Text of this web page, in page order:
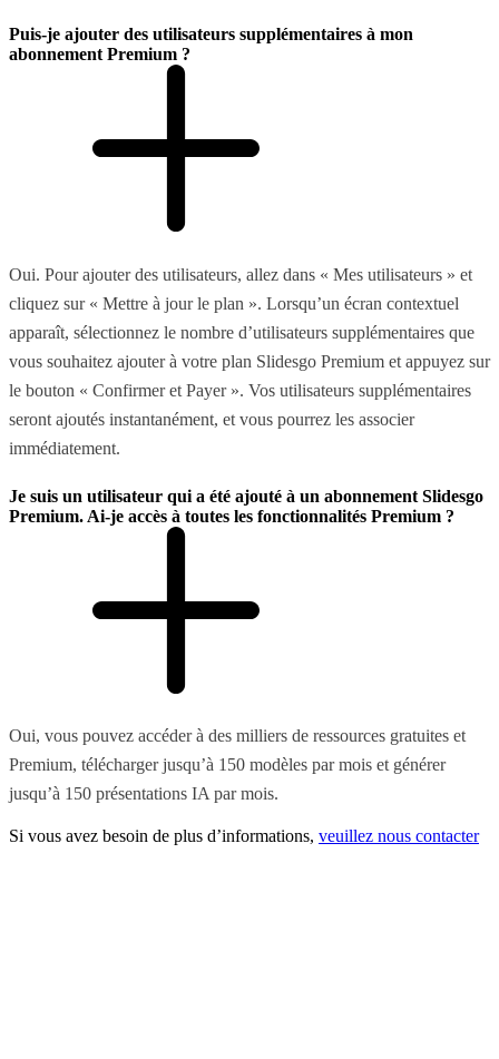
Puis-je ajouter des utilisateurs supplémentaires à mon
abonnement Premium ?
Oui. Pour ajouter des utilisateurs, allez dans « Mes utilisateurs » et
cliquez sur « Mettre à jour le plan ». Lorsqu’un écran contextuel
apparaît, sélectionnez le nombre d’utilisateurs supplémentaires que
vous souhaitez ajouter à votre plan Slidesgo Premium et appuyez sur
le bouton « Confirmer et Payer ». Vos utilisateurs supplémentaires
seront ajoutés instantanément, et vous pourrez les associer
immédiatement.
Je suis un utilisateur qui a été ajouté à un abonnement Slidesgo
Premium. Ai-je accès à toutes les fonctionnalités Premium ?
Oui, vous pouvez accéder à des milliers de ressources gratuites et
Premium, télécharger jusqu’à 150 modèles par mois et générer
jusqu’à 150 présentations IA par mois.
Si vous avez besoin de plus d’informations, veuillez nous contacter